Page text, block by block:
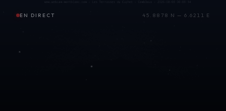
EN DIRECT 45.8878 N — 6.6211 E